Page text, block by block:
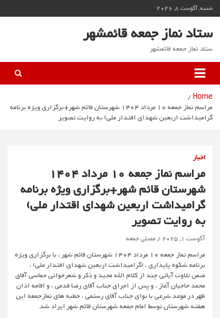
Skip
to
content
شنبه, آگوست 8, 2026
ستاد نماز جمعه قائمشهر
ستاد نماز جمعه قائمشهر
Home
مراسم نماز جمعه 10 مرداد 1404 شهرستان قائم شهر+برگزاری ویژه برنامه
گرامیداشت اربعین شهدای اقتدار ملی) به روایت تصویر
اخبار
مراسم نماز جمعه 10 مرداد 1404
شهرستان قائم شهر+برگزاری ویژه برنامه
گرامیداشت اربعین شهدای اقتدار ملی)
به روایت تصویر
آگوست 1, 2025 مصلی جمعه
مراسم نماز جمعه 10 مرداد 1404 شهرستان قائم شهر ، با برگزاری ویژه
برنامه شکوه پایداری ، (گرامیداشت اربعین شهدای اقتدار ملی) ،
ضمن تلاوت آیاتی چند از کلام الله مجید و ذکر و شعرخوانی حماسی آقای
محمد حاجیان آغاز ، و پس از اجرای جناب آقای رضا قدمی ، و اقامه اذان
ظهر در موعد شرعی با نوای جناب آقای رستمی ، خطبه های نمازجمعه این
هفته شهرستان توسط امام جمعه شهرستان قائم شهر ایراد شد.